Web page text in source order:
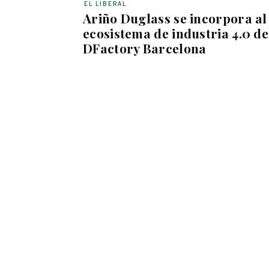
Ariño Duglass se incorpora al
ecosistema de industria 4.0
DFactory Barcelona
EL LIBERAL